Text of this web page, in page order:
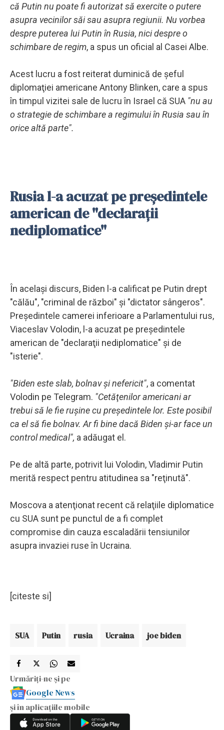
că Putin nu poate fi autorizat să exercite o putere
asupra vecinilor săi sau asupra regiunii. Nu vorbea
despre puterea lui Putin în Rusia, nici despre o
schimbare de regim, a spus un oficial al Casei Albe.
Acest lucru a fost reiterat duminică de şeful
diplomaţiei americane Antony Blinken, care a spus
în timpul vizitei sale de lucru în Israel că SUA "nu au
o strategie de schimbare a regimului în Rusia sau în
orice altă parte".
Rusia l-a acuzat pe preşedintele
american de "declaraţii
nediplomatice"
În acelaşi discurs, Biden l-a calificat pe Putin drept
"călău", "criminal de război" şi "dictator sângeros".
Preşedintele camerei inferioare a Parlamentului rus,
Viaceslav Volodin, l-a acuzat pe preşedintele
american de "declaraţii nediplomatice" şi de
"isterie".
"Biden este slab, bolnav şi nefericit", a comentat
Volodin pe Telegram. "Cetăţenilor americani ar
trebui să le fie ruşine cu preşedintele lor. Este posibil
ca el să fie bolnav. Ar fi bine dacă Biden şi-ar face un
control medical", a adăugat el.
Pe de altă parte, potrivit lui Volodin, Vladimir Putin
merită respect pentru atitudinea sa "reţinută".
Moscova a atenţionat recent că relaţiile diplomatice
cu SUA sunt pe punctul de a fi complet
compromise din cauza escaladării tensiunilor
asupra invaziei ruse în Ucraina.
[citeste si]
SUA Putin rusia Ucraina joe biden
Urmăriți-ne și pe
Google News
și în aplicațiile mobile